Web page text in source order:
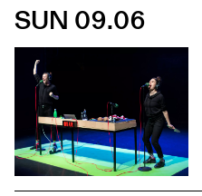
SUN 09.06